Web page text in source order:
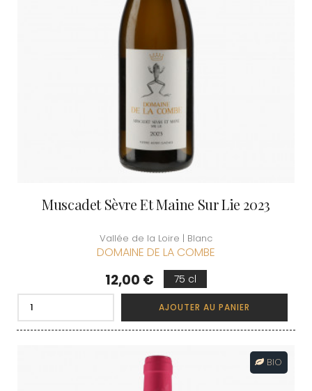
Muscadet Sèvre Et Maine Sur Lie 2023
Vallée de la Loire | Blanc
DOMAINE DE LA COMBE
Prix
12,00 € 75 cl
AJOUTER AU PANIER
BIO